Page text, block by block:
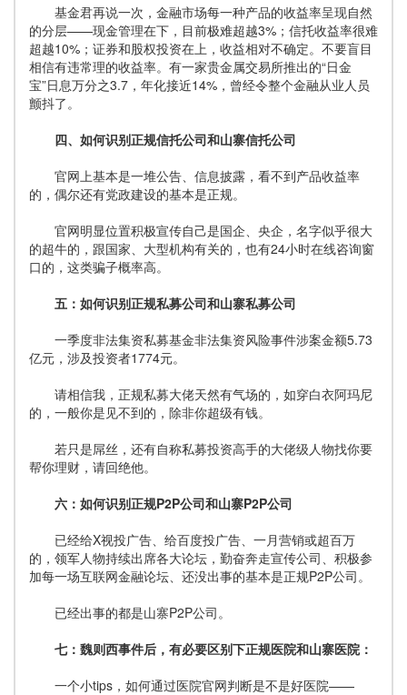
基金君再说一次，金融市场每一种产品的收益率呈现自然
的分层——现金管理在下，目前极难超越3%；信托收益率很难
超越10%；证券和股权投资在上，收益相对不确定。不要盲目
相信有违常理的收益率。有一家贵金属交易所推出的“日金
宝”日息万分之3.7，年化接近14%，曾经令整个金融从业人员
颤抖了。
四、如何识别正规信托公司和山寨信托公司
官网上基本是一堆公告、信息披露，看不到产品收益率
的，偶尔还有党政建设的基本是正规。
官网明显位置积极宣传自己是国企、央企，名字似乎很大
的超牛的，跟国家、大型机构有关的，也有24小时在线咨询窗
口的，这类骗子概率高。
五：如何识别正规私募公司和山寨私募公司
一季度非法集资私募基金非法集资风险事件涉案金额5.73
亿元，涉及投资者1774元。
请相信我，正规私募大佬天然有气场的，如穿白衣阿玛尼
的，一般你是见不到的，除非你超级有钱。
若只是屌丝，还有自称私募投资高手的大佬级人物找你要
帮你理财，请回绝他。
六：如何识别正规P2P公司和山寨P2P公司
已经给X视投广告、给百度投广告、一月营销或超百万
的，领军人物持续出席各大论坛，勤奋奔走宣传公司、积极参
加每一场互联网金融论坛、还没出事的基本是正规P2P公司。
已经出事的都是山寨P2P公司。
七：魏则西事件后，有必要区别下正规医院和山寨医院：
一个小tips，如何通过医院官网判断是不是好医院——